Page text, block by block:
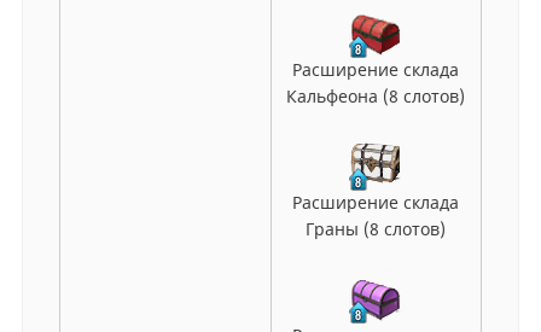
Расширение склада
Кальфеона (8 слотов)
Расширение склада
Граны (8 слотов)